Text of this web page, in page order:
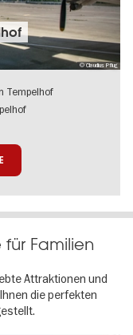
© Claudius Pflug
Tempelhof
für Familien
Attraktionen und
die perfekten